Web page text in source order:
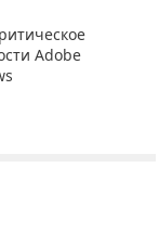
Adobe